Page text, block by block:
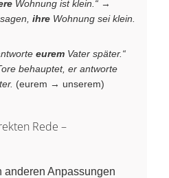
Wohnung ist klein.“ →
ihre Wohnung sei klein.
eurem Vater später.“
behauptet, er antworte
(eurem → unserem)
Rede –
anderen Anpassungen